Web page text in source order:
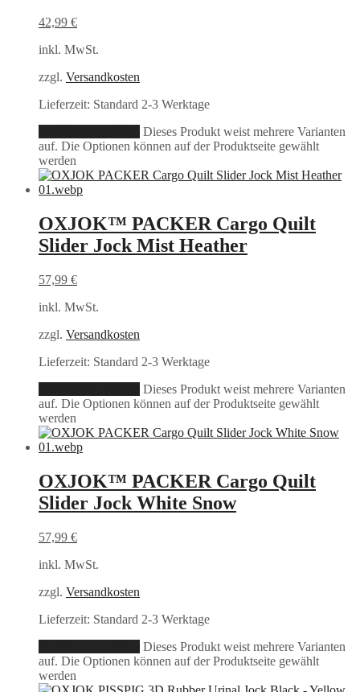
42,99 €
inkl. MwSt.
zzgl. Versandkosten
Lieferzeit: Standard 2-3 Werktage
Dieses Produkt weist mehrere Varianten
auf. Die Optionen können auf der Produktseite gewählt
werden
OXJOK™ PACKER Cargo Quilt
Slider Jock Mist Heather
57,99 €
inkl. MwSt.
zzgl. Versandkosten
Lieferzeit: Standard 2-3 Werktage
Dieses Produkt weist mehrere Varianten
auf. Die Optionen können auf der Produktseite gewählt
werden
OXJOK™ PACKER Cargo Quilt
Slider Jock White Snow
57,99 €
inkl. MwSt.
zzgl. Versandkosten
Lieferzeit: Standard 2-3 Werktage
Dieses Produkt weist mehrere Varianten
auf. Die Optionen können auf der Produktseite gewählt
werden